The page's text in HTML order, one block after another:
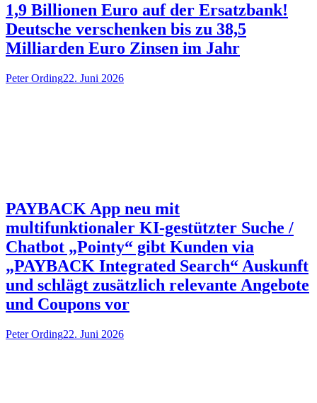
1,9 Billionen Euro auf der Ersatzbank!
Deutsche verschenken bis zu 38,5
Milliarden Euro Zinsen im Jahr
Peter Ording22. Juni 2026
PAYBACK App neu mit
multifunktionaler KI-gestützter Suche /
Chatbot „Pointy“ gibt Kunden via
„PAYBACK Integrated Search“ Auskunft
und schlägt zusätzlich relevante Angebote
und Coupons vor
Peter Ording22. Juni 2026